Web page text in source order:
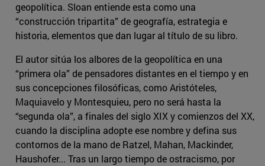
geopolítica. Sloan entiende esta como una
“construcción tripartita” de geografía, estrategia e
historia, elementos que dan lugar al título de su libro.
El autor sitúa los albores de la geopolítica en una
“primera ola” de pensadores distantes en el tiempo y en
sus concepciones filosóficas, como Aristóteles,
Maquiavelo y Montesquieu, pero no será hasta la
“segunda ola”, a finales del siglo XIX y comienzos del XX,
cuando la disciplina adopte ese nombre y defina sus
contornos de la mano de Ratzel, Mahan, Mackinder,
Haushofer... Tras un largo tiempo de ostracismo, por